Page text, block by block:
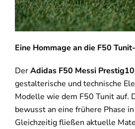
Eine Hommage an die F50
DerAdidas F50 Messi Prestig10
gestalterische und technische
Modelle wie dem F50 Tunit auf.
bewusst an eine frühere Phase
Gleichzeitig fließen aktuelle